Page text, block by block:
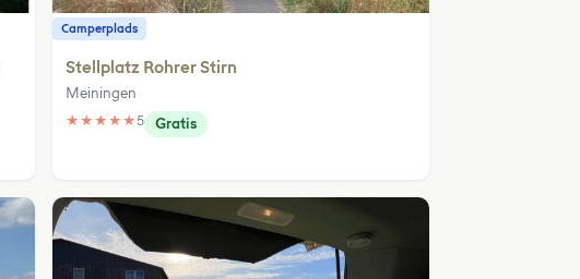
Camperplads
Stellplatz Rohrer Stirn
Meiningen
★ ★ ★ ★ ★5 Gratis